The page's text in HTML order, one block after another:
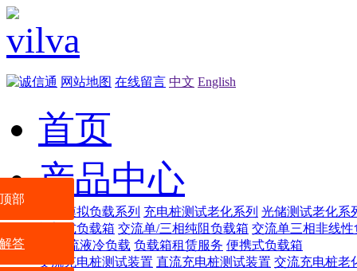
网站地图 在线留言 中文 English
首页
产品中心
智能模拟负载系列 充电桩测试老化系列 光储测试老化系
机架式负载箱 交流单/三相纯阻负载箱 交流单三相非线性
交/直流液冷负载 负载箱租赁服务 便携式负载箱
交流充电桩测试装置 直流充电桩测试装置 交流充电桩老
部
答